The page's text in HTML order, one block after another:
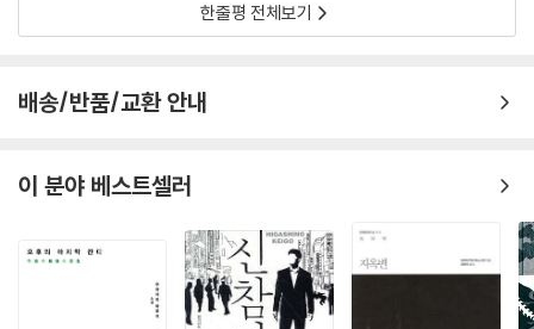
한줄평 전체보기
배송/반품/교환 안내
이 분야 베스트셀러